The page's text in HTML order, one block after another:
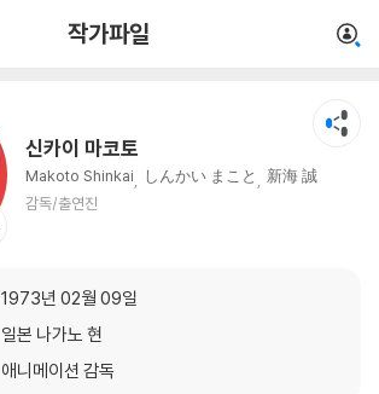
작가파일
신카이 마코토
Makoto Shinkai しんかい まこと
新海 誠
감독/출연진
1973년 02월 09일
일본 나가노 현
애니메이션 감독